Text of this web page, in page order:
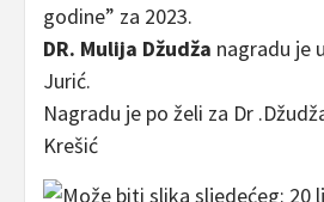
godine” za 2023.
DR. Mulija Džudža nagradu je
Jurić.
Nagradu je po želi za Dr
Krešić